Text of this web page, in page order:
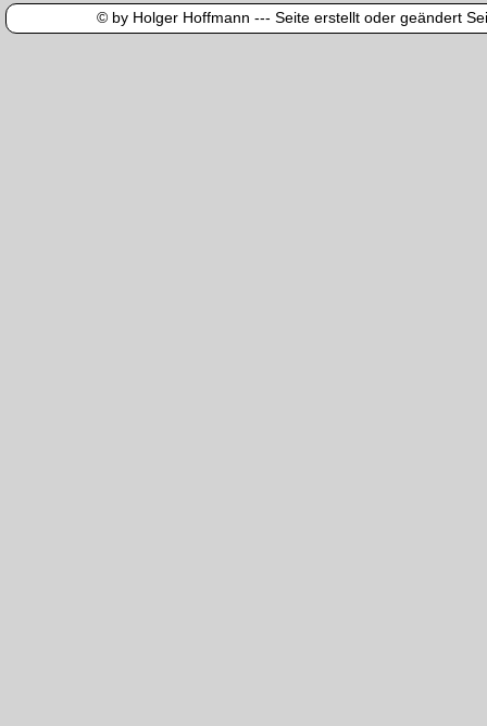
© by Holger Hoffmann --- Seite erstellt oder geändert